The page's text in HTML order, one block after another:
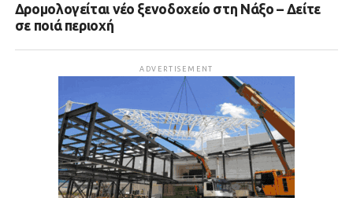
Δρομολογείται νέο ξενοδοχείο στη Νάξο – Δείτε
σε ποιά περιοχή
ADVERTISEMENT